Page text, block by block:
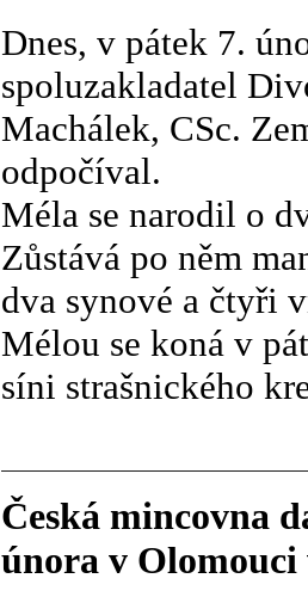
Dnes, v pátek 7.
spoluzakladatel
Machálek, CSc.
odpočíval.
Méla se narodil o
Zůstává po něm
dva synové a čtyři
Mélou se koná v
síni strašnického
Česká mincovna
února v